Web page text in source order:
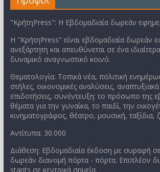
"ΚρήτηPress": Η Εβδομαδιαία δωρεάν
Η "ΚρήτηPress" είναι εβδομαδιαία δωρεάν
ανεξάρτητη και απευθύνεται σε ένα
δυναμικό αναγνωστικό κοινό.
Θεματολογία: Τοπικά νέα, πολιτική
στήλες, οικονομικές αναλύσεις,
επιδοτήσεις, συνέντευξη: το πρόσωπο της
θέματα για την γυναίκα, το παιδί, την
κινηματογράφος, θέατρο, μουσική, ταξίδια,
Αντίτυπα: 30.000
Διάθεση: Εβδομαδιαία έκδοση με συραφή
δωρεάν διανομή πόρτα - πόρτα. Επιπλέον
stants σε κεντρικά σημεία.